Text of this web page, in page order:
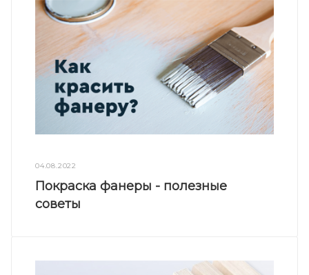
04.08.2022
Покраска фанеры - полезные
советы